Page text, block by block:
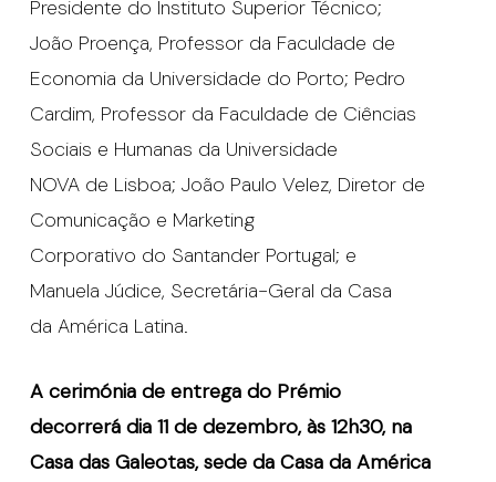
Presidente do Instituto Superior Técnico;
João Proença, Professor da Faculdade de
Economia da Universidade do Porto; Pedro
Cardim, Professor da Faculdade de Ciências
Sociais e Humanas da Universidade
NOVA de Lisboa; João Paulo Velez, Diretor de
Comunicação e Marketing
Corporativo do Santander Portugal; e
Manuela Júdice, Secretária-Geral da Casa
da América Latina.
A cerimónia de entrega do Prémio
decorrerá dia 11 de dezembro, às 12h30, na
Casa das Galeotas, sede da Casa da América